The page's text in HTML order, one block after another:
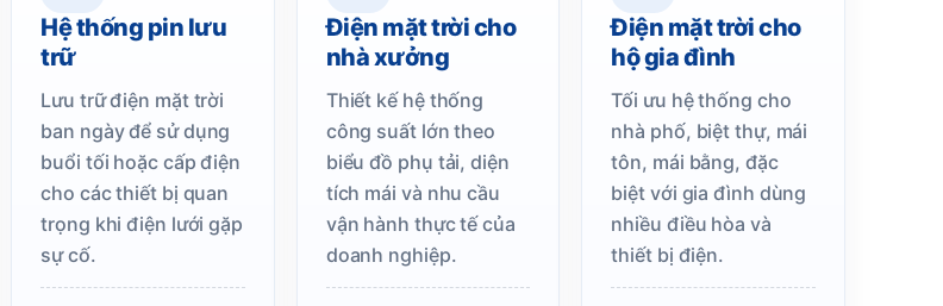
Hệ thống pin lưu
trữ
Lưu trữ điện mặt trời
ban ngày để sử dụng
buổi tối hoặc cấp điện
cho các thiết bị quan
trọng khi điện lưới gặp
sự cố.
Điện mặt trời cho
nhà xưởng
Thiết kế hệ thống
công suất lớn theo
biểu đồ phụ tải, diện
tích mái và nhu cầu
vận hành thực tế của
doanh nghiệp.
Điện mặt trời cho
hộ gia đình
Tối ưu hệ thống cho
nhà phố, biệt thự, mái
tôn, mái bằng, đặc
biệt với gia đình dùng
nhiều điều hòa và
thiết bị điện.